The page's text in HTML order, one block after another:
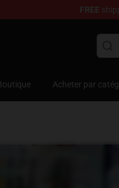
FREE
Diorama
Acheter par